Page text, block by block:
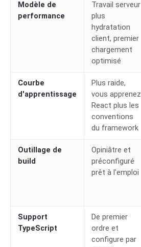
Modèle de
performance
Travail serveur
plus
hydratation
client, premier
chargement
optimisé
Courbe
d'apprentissage
Plus raide,
vous apprenez
React plus les
conventions
du framework
Outillage de
build
Opiniâtre et
préconfiguré
prêt à l'emploi
Support
TypeScript
De premier
ordre et
configure par